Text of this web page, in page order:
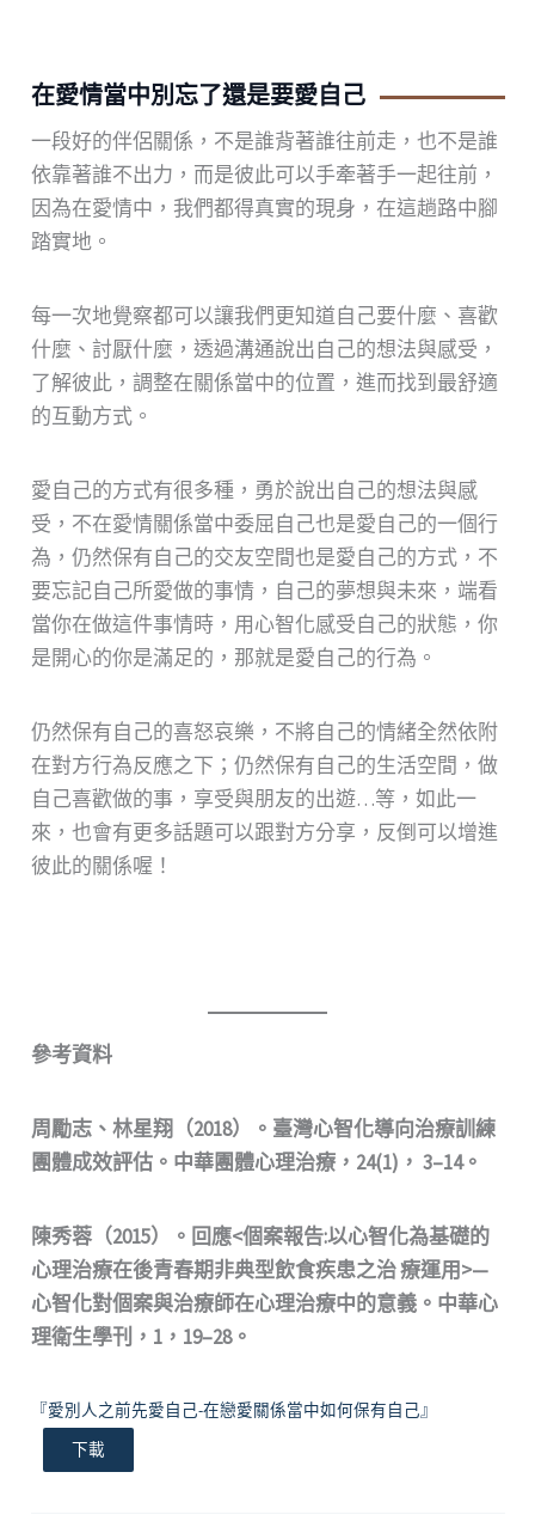
在愛情當中別忘了還是要愛自己
一段好的伴侶關係，不是誰背著誰往前走，也不是誰
依靠著誰不出力，而是彼此可以手牽著手一起往前，
因為在愛情中，我們都得真實的現身，在這趟路中腳
踏實地。
每一次地覺察都可以讓我們更知道自己要什麼、喜歡
什麼、討厭什麼，透過溝通說出自己的想法與感受，
了解彼此，調整在關係當中的位置，進而找到最舒適
的互動方式。
愛自己的方式有很多種，勇於說出自己的想法與感
受，不在愛情關係當中委屈自己也是愛自己的一個行
為，仍然保有自己的交友空間也是愛自己的方式，不
要忘記自己所愛做的事情，自己的夢想與未來，端看
當你在做這件事情時，用心智化感受自己的狀態，你
是開心的你是滿足的，那就是愛自己的行為。
仍然保有自己的喜怒哀樂，不將自己的情緒全然依附
在對方行為反應之下；仍然保有自己的生活空間，做
自己喜歡做的事，享受與朋友的出遊…等，如此一
來，也會有更多話題可以跟對方分享，反倒可以增進
彼此的關係喔！
參考資料
周勵志、林星翔（2018）。臺灣心智化導向治療訓練
團體成效評估。中華團體心理治療，24(1)， 3–14。
陳秀蓉（2015）。回應<個案報告:以心智化為基礎的
心理治療在後青春期非典型飲食疾患之治 療運用>—
心智化對個案與治療師在心理治療中的意義。中華心
理衛生學刊，1，19–28。
『愛別人之前先愛自己-在戀愛關係當中如何保有自己』
下載